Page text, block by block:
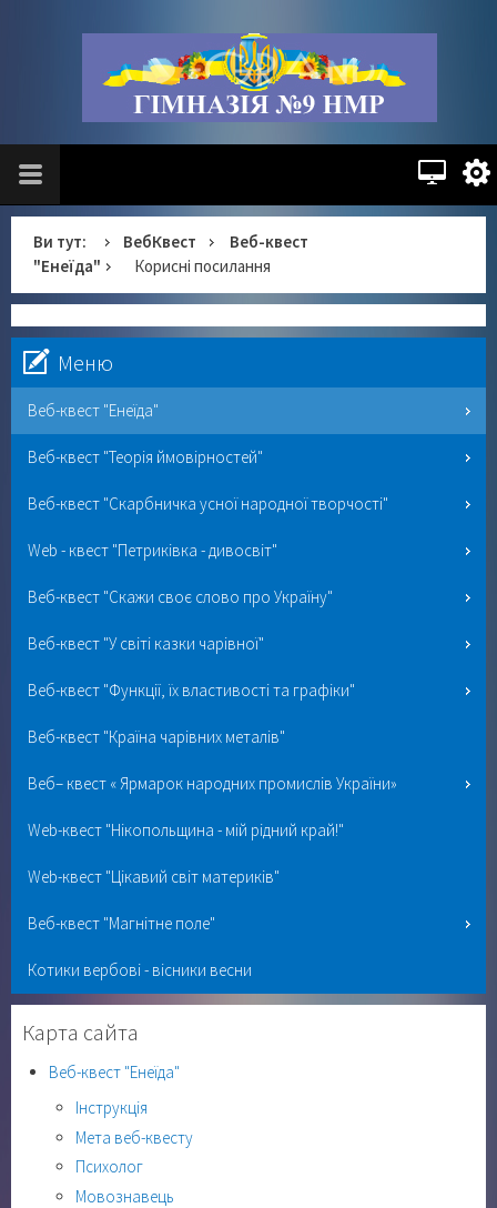
Ви тут: ВебКвест
Веб-квест
"Енеїда"
Корисні посилання
Меню
Веб-квест "Енеїда"
Веб-квест "Теорія ймовірностей"
Веб-квест "Скарбничка усної народної творчості"
Web - квест "Петриківка - дивосвіт"
Веб-квест "Скажи своє слово про Україну"
Веб-квест "У світі казки чарівної"
Веб-квест "Функції, їх властивості та графіки"
Веб-квест "Країна чарівних металів"
Веб– квест « Ярмарок народних промислів України»
Web-квест "Нікопольщина - мій рідний край!"
Web-квест "Цікавий світ материків"
Веб-квест "Магнітне поле"
Котики вербові - вісники весни
Карта сайта
Веб-квест "Енеїда"
Інструкція
Мета веб-квесту
Психолог
Мовознавець